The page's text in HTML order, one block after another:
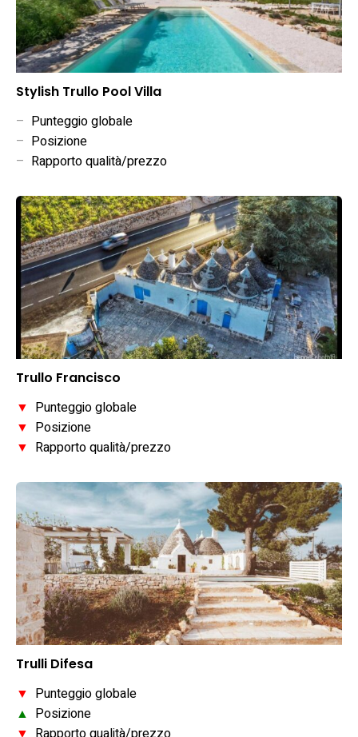
Stylish Trullo Pool Villa
– Punteggio globale
– Posizione
– Rapporto qualità/prezzo
Trullo Francisco
▼ Punteggio globale
▼ Posizione
▼ Rapporto qualità/prezzo
Trulli Difesa
▼ Punteggio globale
▲ Posizione